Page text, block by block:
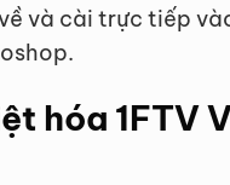
và cài trực tiếp
hóa 1FTV